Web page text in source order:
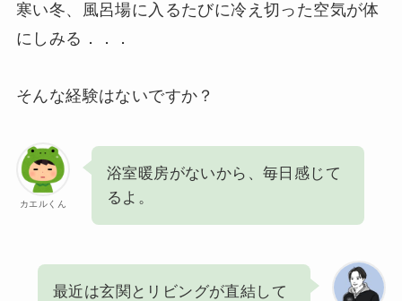
寒い冬、風呂場に入るたびに冷え切った空気が体
にしみる．．．
そんな経験はないですか？
カエルくん
浴室暖房がないから、毎日感じて
るよ。
最近は玄関とリビングが直結して